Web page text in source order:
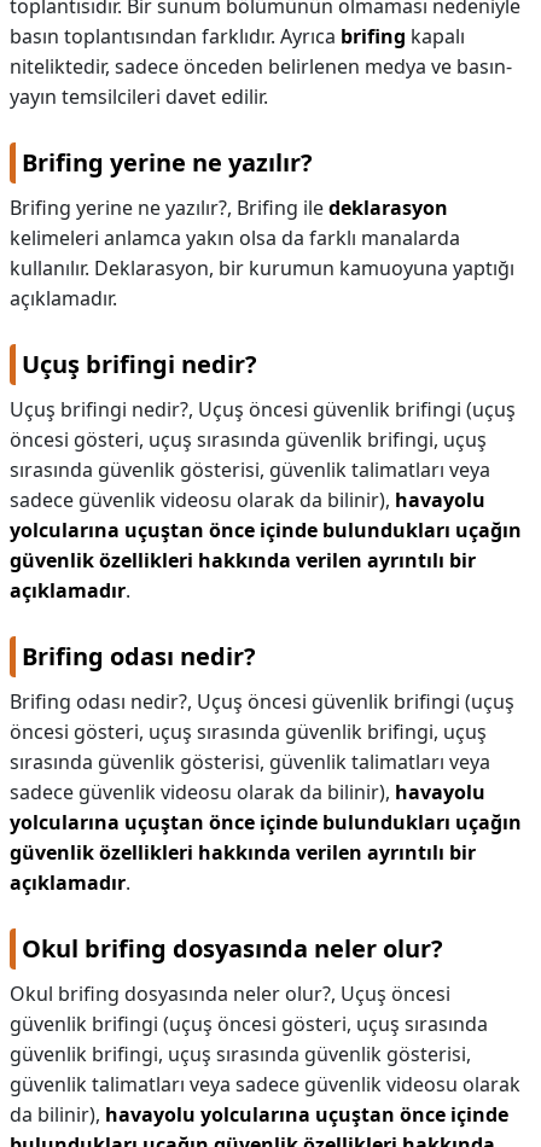
toplantısıdır. Bir sunum bölümünün olmaması nedeniyle
basın toplantısından farklıdır. Ayrıca brifing kapalı
niteliktedir, sadece önceden belirlenen medya ve basın-
yayın temsilcileri davet edilir.
Brifing yerine ne yazılır?
Brifing yerine ne yazılır?, Brifing iledeklarasyon
kelimeleri anlamca yakın olsa da farklı manalarda
kullanılır. Deklarasyon, bir kurumun kamuoyuna yaptığı
açıklamadır.
Uçuş brifingi nedir?
Uçuş brifingi nedir?, Uçuş öncesi güvenlik brifingi (uçuş
öncesi gösteri, uçuş sırasında güvenlik brifingi, uçuş
sırasında güvenlik gösterisi, güvenlik talimatları veya
sadece güvenlik videosu olarak da bilinir), havayolu
yolcularına uçuştan önce içinde bulundukları uçağın
güvenlik özellikleri hakkında verilen ayrıntılı bir
açıklamadır.
Brifing odası nedir?
Brifing odası nedir?, Uçuş öncesi güvenlik brifingi (uçuş
öncesi gösteri, uçuş sırasında güvenlik brifingi, uçuş
sırasında güvenlik gösterisi, güvenlik talimatları veya
sadece güvenlik videosu olarak da bilinir), havayolu
yolcularına uçuştan önce içinde bulundukları uçağın
güvenlik özellikleri hakkında verilen ayrıntılı bir
açıklamadır.
Okul brifing dosyasında neler olur?
Okul brifing dosyasında neler olur?, Uçuş öncesi
güvenlik brifingi (uçuş öncesi gösteri, uçuş sırasında
güvenlik brifingi, uçuş sırasında güvenlik gösterisi,
güvenlik talimatları veya sadece güvenlik videosu olarak
da bilinir), havayolu yolcularına uçuştan önce içinde